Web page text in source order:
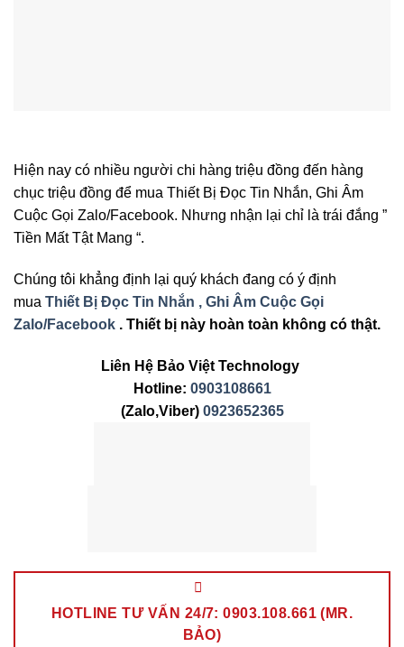
Hiện nay có nhiều người chi hàng triệu đồng đến hàng
chục triệu đồng để mua Thiết Bị Đọc Tin Nhắn, Ghi Âm
Cuộc Gọi Zalo/Facebook. Nhưng nhận lại chỉ là trái đắng ”
Tiền Mất Tật Mang “.
Chúng tôi khẳng định lại quý khách đang có ý định
mua Thiết Bị Đọc Tin Nhắn , Ghi Âm Cuộc Gọi
Zalo/Facebook . Thiết bị này hoàn toàn không có thật.
Liên Hệ Bảo Việt Technology
Hotline: 0903108661
(Zalo,Viber) 0923652365
HOTLINE TƯ VẤN 24/7: 0903.108.661 (MR.
BẢO)